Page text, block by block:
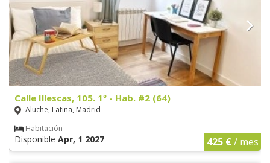
Calle Illescas, 105. 1º - Hab. #2 (64)
Aluche, Latina, Madrid
Habitación
Disponible Apr, 1 2027 425 €/ mes